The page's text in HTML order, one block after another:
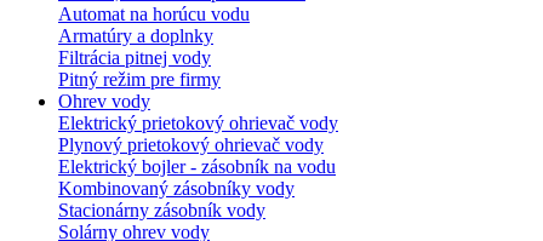
Automat na horúcu vodu
Armatúry a doplnky
Filtrácia pitnej vody
Pitný režim pre firmy
Ohrev vody
Elektrický prietokový ohrievač vody
Plynový prietokový ohrievač vody
Elektrický bojler - zásobník na vodu
Kombinovaný zásobníky vody
Stacionárny zásobník vody
Solárny ohrev vody